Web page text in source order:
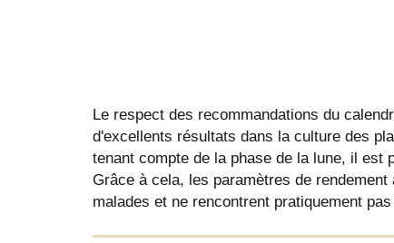
Le respect des recommandations du
d'excellents résultats dans la culture des
tenant compte de la phase de la lune, il
Grâce à cela, les paramètres de
malades et ne rencontrent pratiquement